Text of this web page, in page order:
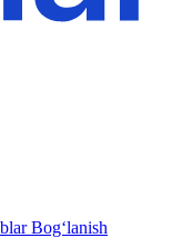
Bog‘lanish